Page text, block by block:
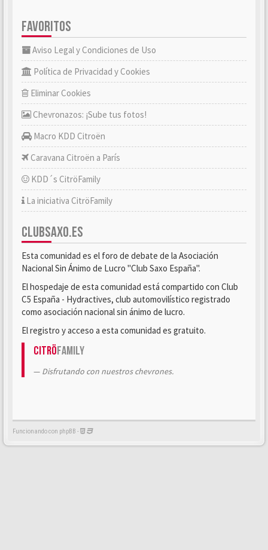
FAVORITOS
Aviso Legal y Condiciones de Uso
Política de Privacidad y Cookies
Eliminar Cookies
Chevronazos: ¡Sube tus fotos!
Macro KDD Citroën
Caravana Citroën a París
KDD´s CitröFamily
La iniciativa CitröFamily
CLUBSAXO.ES
Esta comunidad es el foro de debate de la Asociación
Nacional Sin Ánimo de Lucro "Club Saxo España".
El hospedaje de esta comunidad está compartido con Club
C5 España - Hydractives, club automovilístico registrado
como asociación nacional sin ánimo de lucro.
El registro y acceso a esta comunidad es gratuito.
CitröFamily
Disfrutando con nuestros chevrones.
Funcionando con phpBB -